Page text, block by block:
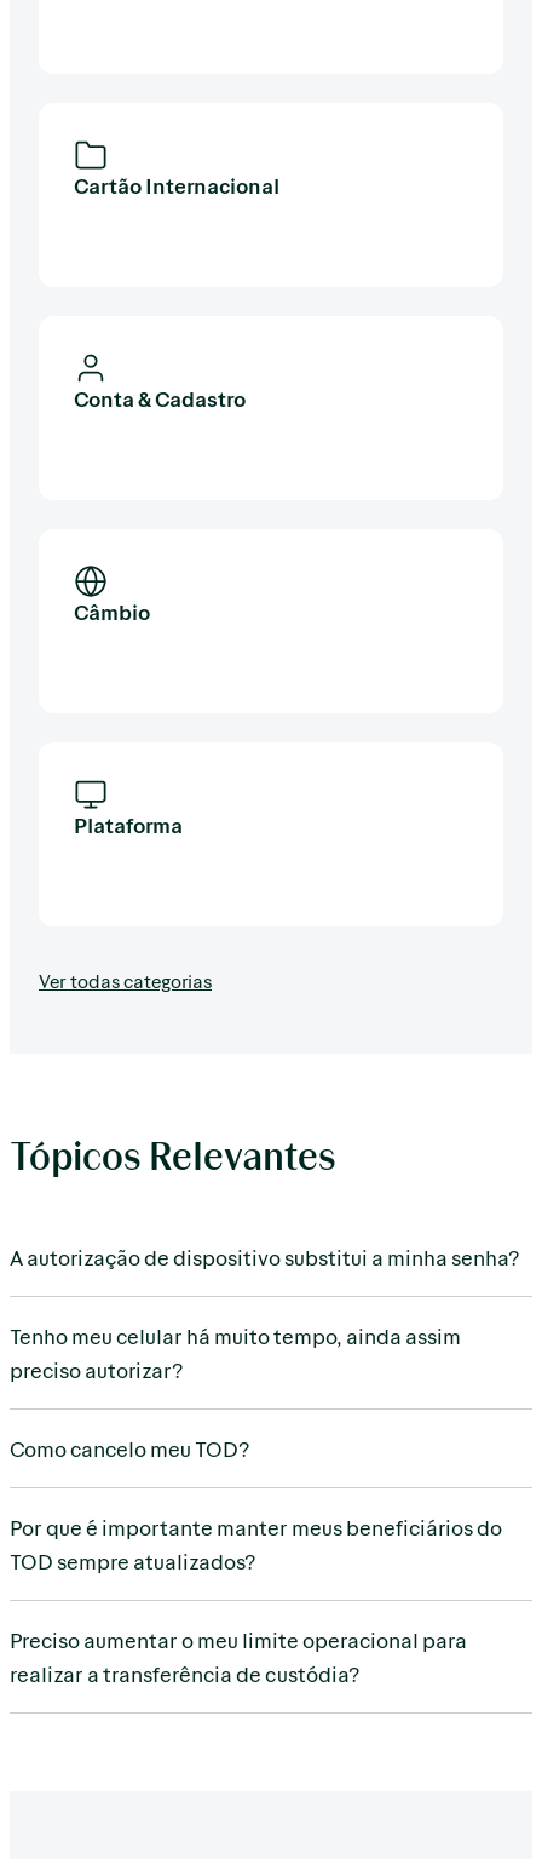
Cartão Internacional
Conta & Cadastro
Câmbio
Plataforma
Ver todas categorias
Tópicos Relevantes
A autorização de dispositivo substitui a minha senha?
Tenho meu celular há muito tempo, ainda assim
preciso autorizar?
Como cancelo meu TOD?
Por que é importante manter meus beneficiários do
TOD sempre atualizados?
Preciso aumentar o meu limite operacional para
realizar a transferência de custódia?